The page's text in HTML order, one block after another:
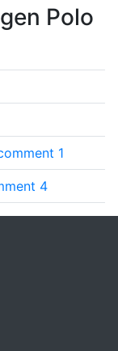
Polo
1
4